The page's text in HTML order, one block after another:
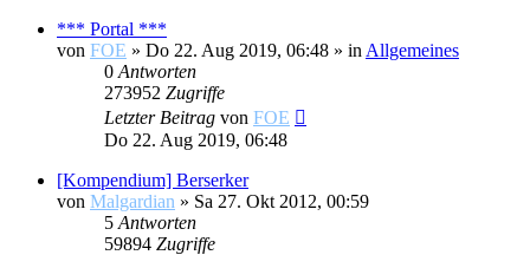
*** Portal ***
von FOE » Do 22. Aug 2019, 06:48 » in Allgemeines
0 Antworten
273952 Zugriffe
Letzter Beitrag von FOE
Do 22. Aug 2019, 06:48
[Kompendium] Berserker
von Malgardian » Sa 27. Okt 2012, 00:59
5 Antworten
59894 Zugriffe